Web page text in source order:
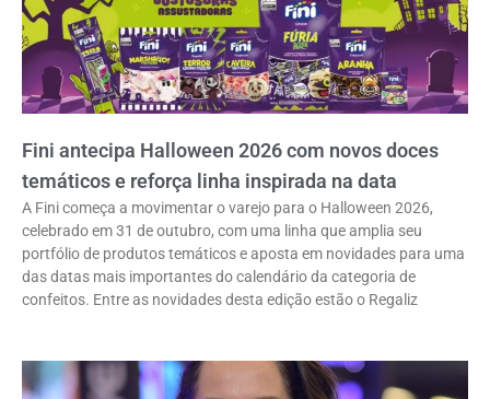
Fini antecipa Halloween 2026 com novos doces
temáticos e reforça linha inspirada na data
A Fini começa a movimentar o varejo para o Halloween 2026,
celebrado em 31 de outubro, com uma linha que amplia seu
portfólio de produtos temáticos e aposta em novidades para uma
das datas mais importantes do calendário da categoria de
confeitos. Entre as novidades desta edição estão o Regaliz